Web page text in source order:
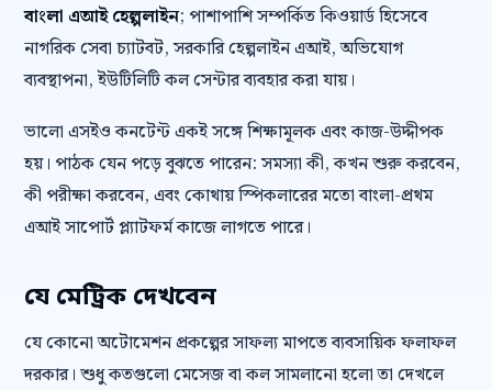
বাংলা এআই হেল্পলাইন; পাশাপাশি সম্পর্কিত কিওয়ার্ড হিসেবে
নাগরিক সেবা চ্যাটবট, সরকারি হেল্পলাইন এআই, অভিযোগ
ব্যবস্থাপনা, ইউটিলিটি কল সেন্টার ব্যবহার করা যায়।
ভালো এসইও কনটেন্ট একই সঙ্গে শিক্ষামূলক এবং কাজ-উদ্দীপক
হয়। পাঠক যেন পড়ে বুঝতে পারেন: সমস্যা কী, কখন শুরু করবেন,
কী পরীক্ষা করবেন, এবং কোথায় স্পিকলারের মতো বাংলা-প্রথম
এআই সাপোর্ট প্ল্যাটফর্ম কাজে লাগতে পারে।
যে মেট্রিক দেখবেন
যে কোনো অটোমেশন প্রকল্পের সাফল্য মাপতে ব্যবসায়িক ফলাফল
দরকার। শুধু কতগুলো মেসেজ বা কল সামলানো হলো তা দেখলে